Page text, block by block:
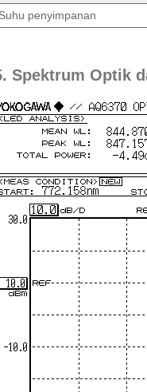
Suhu penyimpanan
Spektrum Optik